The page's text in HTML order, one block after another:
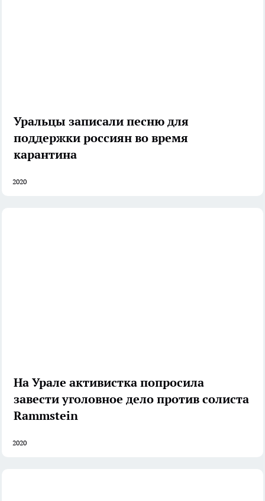
Уральцы записали песню для
поддержки россиян во время
карантина
2020
На Урале активистка попросила
завести уголовное дело против солиста
Rammstein
2020